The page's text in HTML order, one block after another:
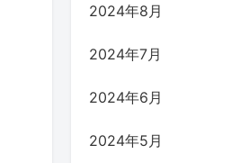
2024年8月
2024年7月
2024年6月
2024年5月